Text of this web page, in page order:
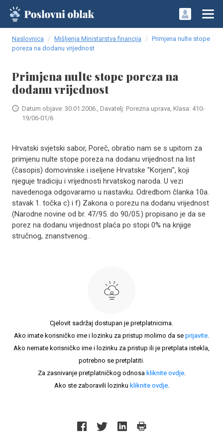
Naslovnica Mišljenja Ministarstva financija
Primjena nulte stope
poreza na dodanu vrijednost
Primjena nulte stope poreza na
dodanu vrijednost
Datum objave: 30.01.2006., Davatelj: Porezna uprava, Klasa: 410-
19/06-01/6
Hrvatski svjetski sabor, Poreč, obratio nam se s upitom za
primjenu nulte stope poreza na dodanu vrijednost na list
(časopis) domovinske i iseljene Hrvatske "Korjeni", koji
njeguje tradiciju i vrijednosti hrvatskog naroda. U vezi
navedenoga odgovaramo u nastavku. Odredbom članka 10a.
stavak 1. točka c) i f) Zakona o porezu na dodanu vrijednost
(Narodne novine od br. 47/95. do 90/05.) propisano je da se
porez na dodanu vrijednost plaća po stopi 0% na knjige
stručnog, znanstvenog..
Cjelovit sadržaj dostupan je pretplatnicima.
Ako imate korisničko ime i lozinku za pristup molimo da se prijavite.
Ako nemate korisničko ime i lozinku za pristup ili je pretplata istekla,
potrebno se pretplatiti.
Za zasnivanje pretplatničkog odnosa kliknite ovdje.
Ako ste zaboravili lozinku kliknite ovdje.